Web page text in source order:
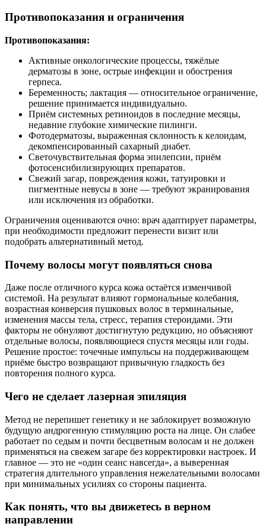
Противопоказания и ограничения
Противопоказания:
Активные онкологические процессы, тяжёлые
дерматозы в зоне, острые инфекции и обострения
герпеса.
Беременность; лактация — относительное ограничение,
решение принимается индивидуально.
Приём системных ретиноидов в последние месяцы,
недавние глубокие химические пилинги.
Фотодерматозы, выраженная склонность к келоидам,
декомпенсированный сахарный диабет.
Светочувствительная форма эпилепсии, приём
фотосенсибилизирующих препаратов.
Свежий загар, повреждения кожи, татуировки и
пигментные невусы в зоне — требуют экранирования
или исключения из обработки.
Ограничения оцениваются очно: врач адаптирует параметры,
при необходимости предложит перенести визит или
подобрать альтернативный метод.
Почему волосы могут появляться снова
Даже после отличного курса кожа остаётся изменчивой
системой. На результат влияют гормональные колебания,
возрастная конверсия пушковых волос в терминальные,
изменения массы тела, стресс, терапия стероидами. Эти
факторы не обнуляют достигнутую редукцию, но объясняют
отдельные волосы, появляющиеся спустя месяцы или годы.
Решение простое: точечные импульсы на поддерживающем
приёме быстро возвращают привычную гладкость без
повторения полного курса.
Чего не сделает лазерная эпиляция
Метод не перепишет генетику и не заблокирует возможную
будущую андрогенную стимуляцию роста на лице. Он слабее
работает по седым и почти бесцветным волосам и не должен
применяться на свежем загаре без корректировки настроек. И
главное — это не «один сеанс навсегда», а выверенная
стратегия длительного управления нежелательными волосами
при минимальных усилиях со стороны пациента.
Как понять, что вы движетесь в верном
направлении